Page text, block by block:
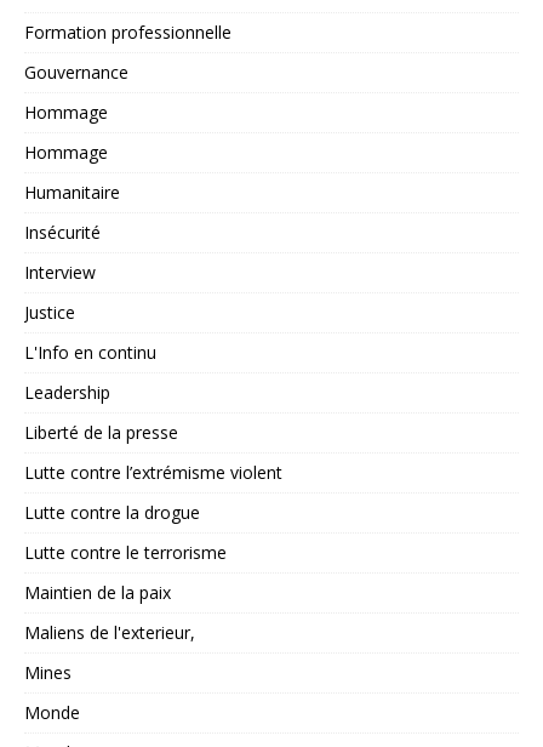
Formation professionnelle
Gouvernance
Hommage
Hommage
Humanitaire
Insécurité
Interview
Justice
L'Info en continu
Leadership
Liberté de la presse
Lutte contre l’extrémisme violent
Lutte contre la drogue
Lutte contre le terrorisme
Maintien de la paix
Maliens de l'exterieur,
Mines
Monde